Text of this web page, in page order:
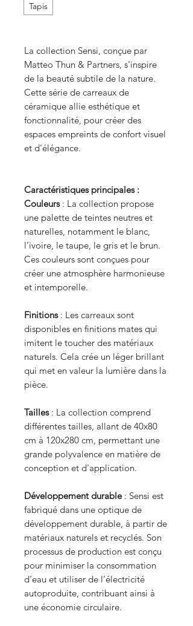
Tapis
La collection Sensi, conçue par
Matteo Thun & Partners, s'inspire
de la beauté subtile de la nature.
Cette série de carreaux de
céramique allie esthétique et
fonctionnalité, pour créer des
espaces empreints de confort visuel
et d'élégance.
Caractéristiques principales :
Couleurs: La collection propose
une palette de teintes neutres et
naturelles, notamment le blanc,
l’ivoire, le taupe, le gris et le brun.
Ces couleurs sont conçues pour
créer une atmosphère harmonieuse
et intemporelle.
Finitions: Les carreaux sont
disponibles en finitions mates qui
imitent le toucher des matériaux
naturels. Cela crée un léger brillant
qui met en valeur la lumière dans la
pièce.
Tailles: La collection comprend
différentes tailles, allant de 40x80
cm à 120x280 cm, permettant une
grande polyvalence en matière de
conception et d'application.
Développement durable: Sensi est
fabriqué dans une optique de
développement durable, à partir de
matériaux naturels et recyclés. Son
processus de production est conçu
pour minimiser la consommation
d’eau et utiliser de l’électricité
autoproduite, contribuant ainsi à
une économie circulaire.